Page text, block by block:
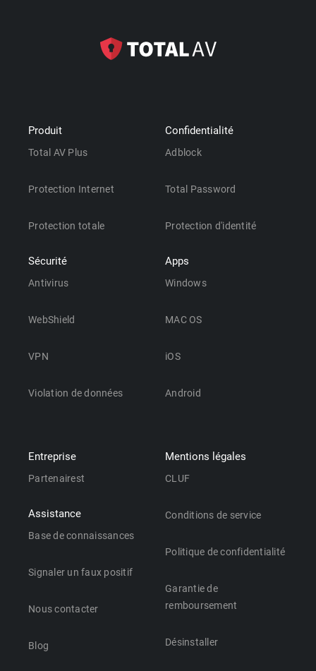
Produit
Total AV Plus
Protection Internet
Protection totale
Sécurité
Antivirus
WebShield
VPN
Violation de données
Confidentialité
Adblock
Total Password
Protection d'identité
Apps
Windows
MAC OS
iOS
Android
Entreprise
Partenairest
Assistance
Base de connaissances
Signaler un faux positif
Nous contacter
Blog
Mentions légales
CLUF
Conditions de service
Politique de confidentialité
Garantie de
remboursement
Désinstaller